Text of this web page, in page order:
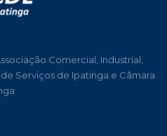
Comercial, Industrial,
Serviços de Ipatinga e Câmara